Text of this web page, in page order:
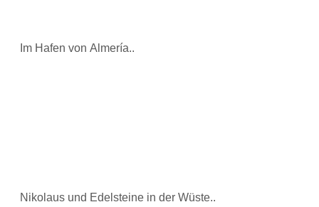
Im Hafen von Almería..
Nikolaus und Edelsteine in der Wüste..